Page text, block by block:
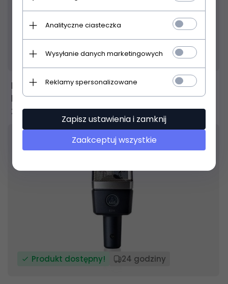
Produkt dostępny! 14 dni
BEHRINGER SINGLE DIAPHRAGM CONDENSER
MICROPHONE B-1
311,46PLN
Produkt dostępny! 24 godziny
Analityczne ciasteczka
Wysyłanie danych marketingowych
Reklamy spersonalizowane
Zapisz ustawienia i zamknij
Zaakceptuj wszystkie